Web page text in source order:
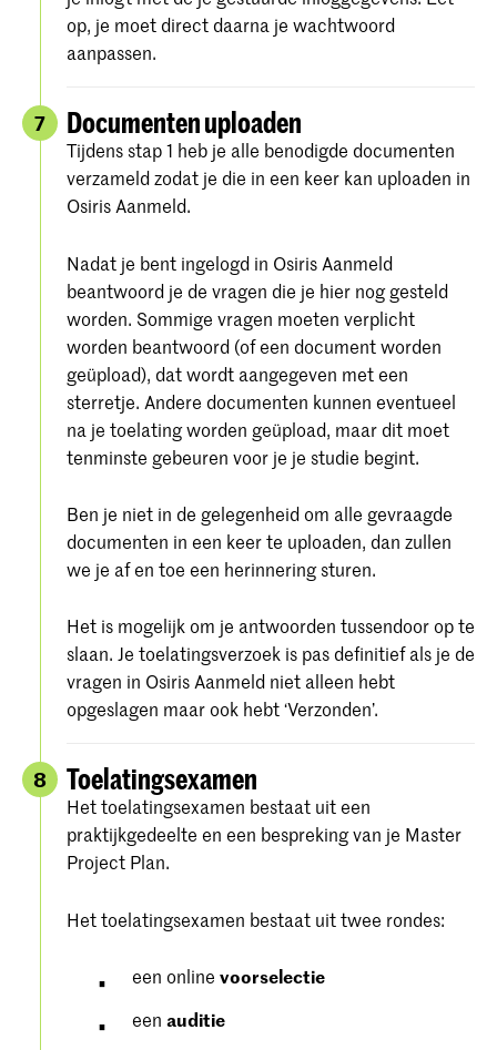
op, je moet direct daarna je wachtwoord
aanpassen.
7 Documenten uploaden
Tijdens stap 1 heb je alle benodigde documenten
verzameld zodat je die in een keer kan uploaden in
Osiris Aanmeld.
Nadat je bent ingelogd in Osiris Aanmeld
beantwoord je de vragen die je hier nog gesteld
worden. Sommige vragen moeten verplicht
worden beantwoord (of een document worden
geüpload), dat wordt aangegeven met een
sterretje. Andere documenten kunnen eventueel
na je toelating worden geüpload, maar dit moet
tenminste gebeuren voor je je studie begint.
Ben je niet in de gelegenheid om alle gevraagde
documenten in een keer te uploaden, dan zullen
we je af en toe een herinnering sturen.
Het is mogelijk om je antwoorden tussendoor op te
slaan. Je toelatingsverzoek is pas definitief als je de
vragen in Osiris Aanmeld niet alleen hebt
opgeslagen maar ook hebt ‘Verzonden’.
8 Toelatingsexamen
Het toelatingsexamen bestaat uit een
praktijkgedeelte en een bespreking van je Master
Project Plan.
Het toelatingsexamen bestaat uit twee rondes:
een onlinevoorselectie
eenauditie